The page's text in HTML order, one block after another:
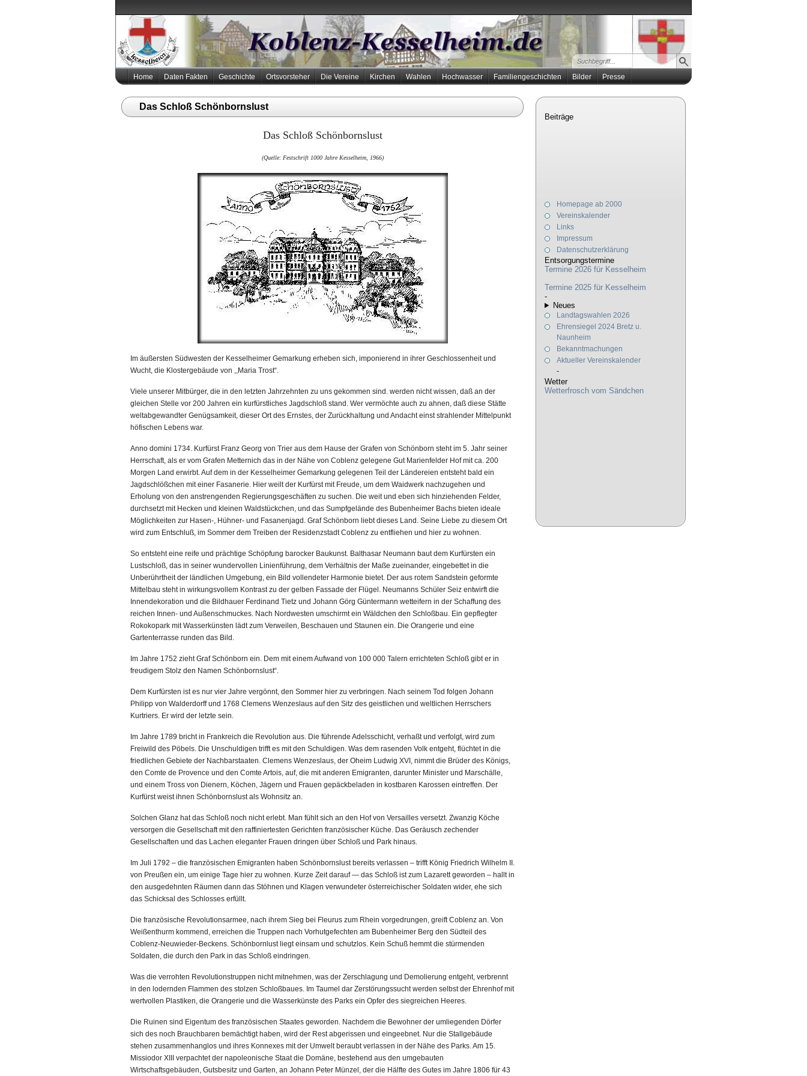
Home Daten Fakten Geschichte Ortsvorsteher Die Vereine Kirchen Wahlen Hochwasser Familiengeschichten Bilder Presse
Beiträge
Homepage ab 2000
Vereinskalender
Links
Impressum
Datenschutzerklärung
Entsorgungstermine
Termine 2026 für Kesselheim
Termine 2025 für Kesselheim
-
Neues
Landtagswahlen 2026
Ehrensiegel 2024 Bretz u.
Naunheim
Bekanntmachungen
Aktueller Vereinskalender
-
Wetter
Wetterfrosch vom Sändchen
Das Schloß Schönbornslust
Das Schloß Schönbornslust
(Quelle: Festschrift 1000 Jahre Kesselheim, 1966)
Im äußersten Südwesten der Kesselheimer Gemarkung erheben sich, imponierend in ihrer Geschlossenheit und
Wucht, die Klostergebäude von ,,Maria Trost“.
Viele unserer Mitbürger, die in den letzten Jahrzehnten zu uns gekommen sind. werden nicht wissen, daß an der
gleichen Stelle vor 200 Jahren ein kurfürstliches Jagdschloß stand. Wer vermöchte auch zu ahnen, daß diese Stätte
weltabgewandter Genügsamkeit, dieser Ort des Ernstes, der Zurückhaltung und Andacht einst strahlender Mittelpunkt
höfischen Lebens war.
Anno domini 1734. Kurfürst Franz Georg von Trier aus dem Hause der Grafen von Schönborn steht im 5. Jahr seiner
Herrschaft, als er vom Grafen Metternich das in der Nähe von Coblenz gelegene Gut Marienfelder Hof mit ca. 200
Morgen Land erwirbt. Auf dem in der Kesselheimer Gemarkung gelegenen Teil der Ländereien entsteht bald ein
Jagdschlößchen mit einer Fasanerie. Hier weilt der Kurfürst mit Freude, um dem Waidwerk nachzugehen und
Erholung von den anstrengenden Regierungsgeschäften zu suchen. Die weit und eben sich hinziehenden Felder,
durchsetzt mit Hecken und kleinen Waldstückchen, und das Sumpfgelände des Bubenheimer Bachs bieten ideale
Möglichkeiten zur Hasen-, Hühner- und Fasanenjagd. Graf Schönborn liebt dieses Land. Seine Liebe zu diesem Ort
wird zum Entschluß, im Sommer dem Treiben der Residenzstadt Coblenz zu entfliehen und hier zu wohnen.
So entsteht eine reife und prächtige Schöpfung barocker Baukunst. Balthasar Neumann baut dem Kurfürsten ein
Lustschloß, das in seiner wundervollen Linienführung, dem Verhältnis der Maße zueinander, eingebettet in die
Unberührtheit der ländlichen Umgebung, ein Bild vollendeter Harmonie bietet. Der aus rotem Sandstein geformte
Mittelbau steht in wirkungsvollem Kontrast zu der gelben Fassade der Flügel. Neumanns Schüler Seiz entwirft die
Innendekoration und die Bildhauer Ferdinand Tietz und Johann Görg Güntermann wetteifern in der Schaffung des
reichen Innen- und Außenschmuckes. Nach Nordwesten umschirmt ein Wäldchen den Schloßbau. Ein gepflegter
Rokokopark mit Wasserkünsten lädt zum Verweilen, Beschauen und Staunen ein. Die Orangerie und eine
Gartenterrasse runden das Bild.
Im Jahre 1752 zieht Graf Schönborn ein. Dem mit einem Aufwand von 100 000 Talern errichteten Schloß gibt er in
freudigem Stolz den Namen Schönbornslust“.
Dem Kurfürsten ist es nur vier Jahre vergönnt, den Sommer hier zu verbringen. Nach seinem Tod folgen Johann
Philipp von Walderdorff und 1768 Clemens Wenzeslaus auf den Sitz des geistlichen und weltlichen Herrschers
Kurtriers. Er wird der letzte sein.
Im Jahre 1789 bricht in Frankreich die Revolution aus. Die führende Adelsschicht, verhaßt und verfolgt, wird zum
Freiwild des Pöbels. Die Unschuldigen trifft es mit den Schuldigen. Was dem rasenden Volk entgeht, flüchtet in die
friedlichen Gebiete der Nachbarstaaten. Clemens Wenzeslaus, der Oheim Ludwig XVI, nimmt die Brüder des Königs,
den Comte de Provence und den Comte Artois, auf, die mit anderen Emigranten, darunter Minister und Marschälle,
und einem Tross von Dienern, Köchen, Jägern und Frauen gepäckbeladen in kostbaren Karossen eintreffen. Der
Kurfürst weist ihnen Schönbornslust als Wohnsitz an.
Solchen Glanz hat das Schloß noch nicht erlebt. Man fühlt sich an den Hof von Versailles versetzt. Zwanzig Köche
versorgen die Gesellschaft mit den raffiniertesten Gerichten französischer Küche. Das Geräusch zechender
Gesellschaften und das Lachen eleganter Frauen dringen über Schloß und Park hinaus.
Im Juli 1792 – die französischen Emigranten haben Schönbornslust bereits verlassen – trifft König Friedrich Wilhelm II.
von Preußen ein, um einige Tage hier zu wohnen. Kurze Zeit darauf — das Schloß ist zum Lazarett geworden – hallt in
den ausgedehnten Räumen dann das Stöhnen und Klagen verwundeter österreichischer Soldaten wider, ehe sich
das Schicksal des Schlosses erfüllt.
Die französische Revolutionsarmee, nach ihrem Sieg bei Fleurus zum Rhein vorgedrungen, greift Coblenz an. Von
Weißenthurm kommend, erreichen die Truppen nach Vorhutgefechten am Bubenheimer Berg den Südteil des
Coblenz-Neuwieder-Beckens. Schönbornlust liegt einsam und schutzlos. Kein Schuß hemmt die stürmenden
Soldaten, die durch den Park in das Schloß eindringen.
Was die verrohten Revolutionstruppen nicht mitnehmen, was der Zerschlagung und Demolierung entgeht, verbrennt
in den lodernden Flammen des stolzen Schloßbaues. Im Taumel dar Zerstörungssucht werden selbst der Ehrenhof mit
wertvollen Plastiken, die Orangerie und die Wasserkünste des Parks ein Opfer des siegreichen Heeres.
Die Ruinen sind Eigentum des französischen Staates geworden. Nachdem die Bewohner der umliegenden Dörfer
sich des noch Brauchbaren bemächtigt haben, wird der Rest abgerissen und eingeebnet. Nur die Stallgebäude
stehen zusammenhanglos und ihres Konnexes mit der Umwelt beraubt verlassen in der Nähe des Parks. Am 15.
Missiodor XIII verpachtet der napoleonische Staat die Domäne, bestehend aus den umgebauten
Wirtschaftsgebäuden, Gutsbesitz und Garten, an Johann Peter Münzel, der die Hälfte des Gutes im Jahre 1806 für 43